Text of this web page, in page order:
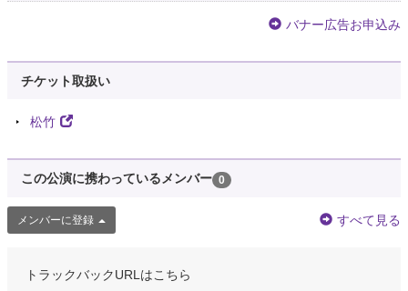
バナー広告お申込み
チケット取扱い
松竹
この公演に携わっているメンバー 0
メンバーに登録 すべて見る
トラックバックURLはこちら